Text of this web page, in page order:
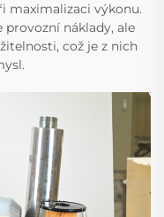
maximalizaci výkonu.
náklady, ale
což je z nich